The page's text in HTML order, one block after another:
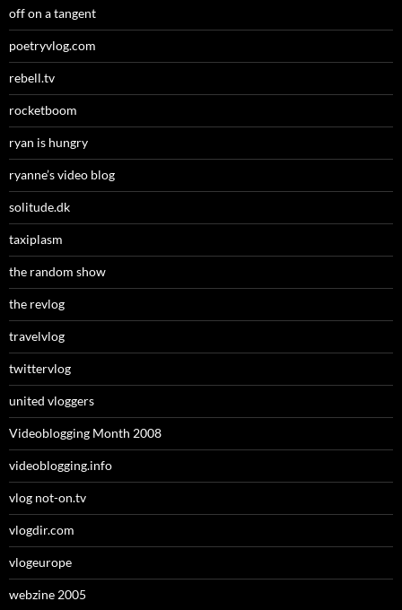
off on a tangent
poetryvlog.com
rebell.tv
rocketboom
ryan is hungry
ryanne’s video blog
solitude.dk
taxiplasm
the random show
the revlog
travelvlog
twittervlog
united vloggers
Videoblogging Month 2008
videoblogging.info
vlog not-on.tv
vlogdir.com
vlogeurope
webzine 2005